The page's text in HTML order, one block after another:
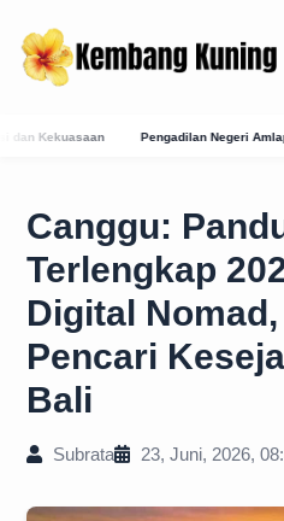
Amlapura: Profil, Layanan E-Court, dan
Canggu:
Terlengkap
Digital
Pencari
Bali
Subrata 23, Juni, 2026,